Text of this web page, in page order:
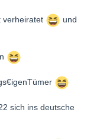
verheiratet
und
sich ins deutsche